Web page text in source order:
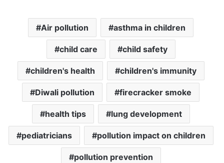
Air pollution asthma in children
child care child safety
children's health children's immunity
Diwali pollution firecracker smoke
health tips lung development
pediatricians pollution impact on children
pollution prevention